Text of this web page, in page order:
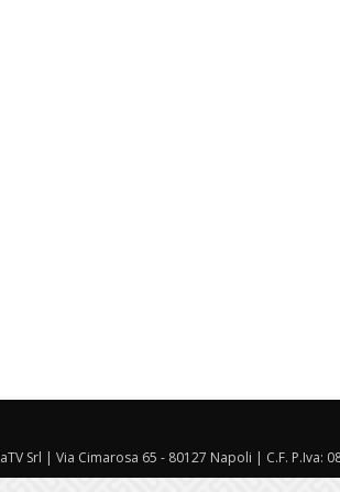
Srl | Via Cimarosa 65 - 80127 Napoli | C.F. P.Iva: